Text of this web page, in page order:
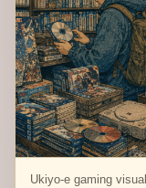
Ukiyo-e gaming